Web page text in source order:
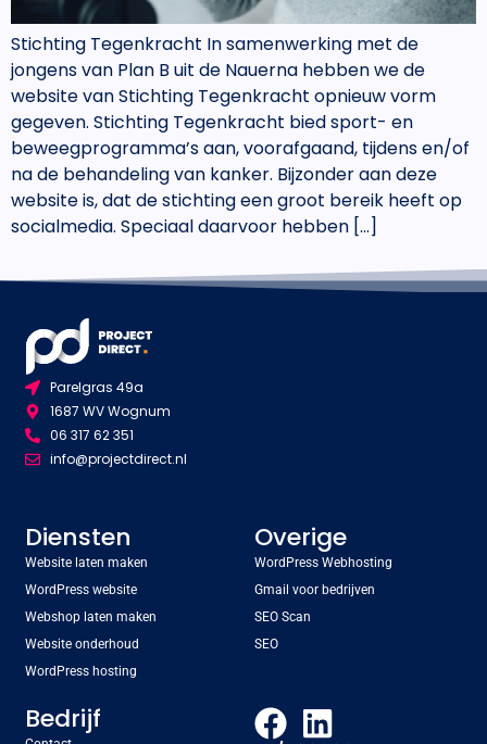
Stichting Tegenkracht In samenwerking met de
jongens van Plan B uit de Nauerna hebben we de
website van Stichting Tegenkracht opnieuw vorm
gegeven. Stichting Tegenkracht bied sport- en
beweegprogramma’s aan, voorafgaand, tijdens en/of
na de behandeling van kanker. Bijzonder aan deze
website is, dat de stichting een groot bereik heeft op
socialmedia. Speciaal daarvoor hebben […]
Parelgras 49a
1687 WV Wognum
06 317 62 351
info@projectdirect.nl
Diensten
Website laten maken
WordPress website
Webshop laten maken
Website onderhoud
WordPress hosting
Overige
WordPress Webhosting
Gmail voor bedrijven
SEO Scan
SEO
Bedrijf